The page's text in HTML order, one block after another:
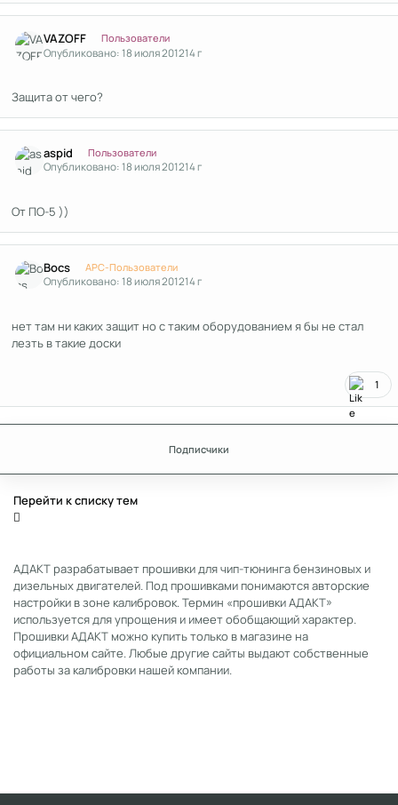
VAZOFF Пользователи
Опубликовано:18 июля 201214 г
Защита от чего?
aspid Пользователи
Опубликовано:18 июля 201214 г
От ПО-5 ))
Bocs APC-Пользователи
Опубликовано:18 июля 201214 г
нет там ни каких защит но с таким оборудованием я бы не стал
лезть в такие доски
1
Подписчики
Перейти к списку тем
АДАКТ разрабатывает прошивки для чип-тюнинга бензиновых и
дизельных двигателей. Под прошивками понимаются авторские
настройки в зоне калибровок. Термин «прошивки АДАКТ»
используется для упрощения и имеет обобщающий характер.
Прошивки АДАКТ можно купить только в магазине на
официальном сайте. Любые другие сайты выдают собственные
работы за калибровки нашей компании.